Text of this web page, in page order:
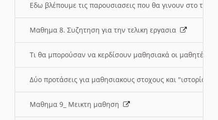
Εδω βλέπουμε τις παρουσιασεις που θα γινουν στο
Μαθημα 8. Συζητηση για την τελικη εργασια
Τι θα μπορούσαν να κερδίσουν μαθησιακά οι μαθητές/
Δύο προτάσεις για μαθησιακους στοχους και "ιστορία"
Μαθημα 9_ Μεικτη μαθηση